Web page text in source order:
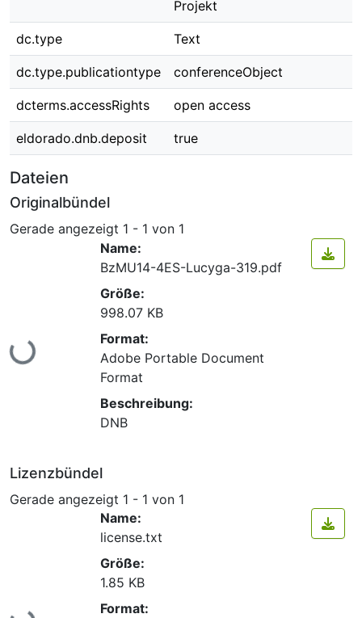
Projekt
dc.type Text
dc.type.publicationtype conferenceObject
dcterms.accessRights open access
eldorado.dnb.deposit true
Dateien
Originalbündel
Gerade angezeigt 1 - 1 von 1
Lade...
Name:
BzMU14-4ES-Lucyga-319.pdf
Größe:
998.07 KB
Format:
Adobe Portable Document
Format
Beschreibung:
DNB
Lizenzbündel
Gerade angezeigt 1 - 1 von 1
Name:
license.txt
Größe:
1.85 KB
Format: